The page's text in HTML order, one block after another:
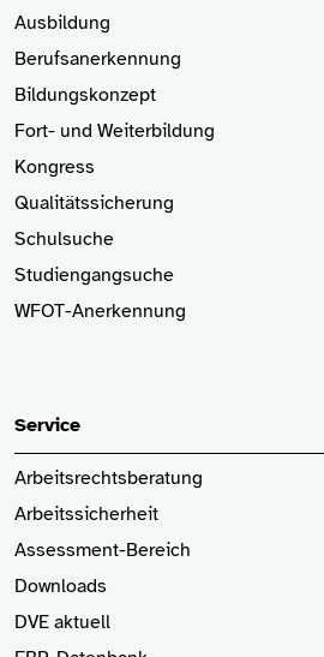
Ausbildung
Berufsanerkennung
Bildungskonzept
Fort- und Weiterbildung
Kongress
Qualitätssicherung
Schulsuche
Studiengangsuche
WFOT-Anerkennung
Service
Arbeitsrechtsberatung
Arbeitssicherheit
Assessment-Bereich
Downloads
DVE aktuell